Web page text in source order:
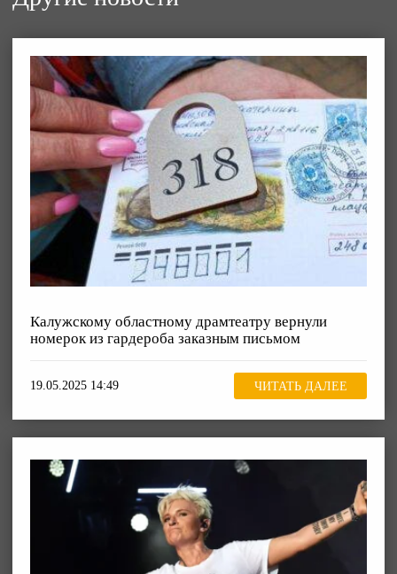
Калужскому областному драмтеатру вернули
номерок из гардероба заказным письмом
19.05.2025 14:49 ЧИТАТЬ ДАЛЕЕ